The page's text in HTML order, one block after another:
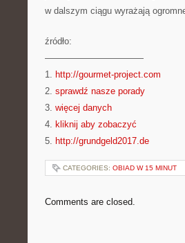
w dalszym ciągu wyrażają
źródło:
———————————
1. http://gourmet-project.com
2. sprawdź nasze porady
3. więcej danych
4. kliknij aby zobaczyć
5. http://grundgeld2017.de
CATEGORIES: OBIAD W 15 MINUT
Comments are closed.